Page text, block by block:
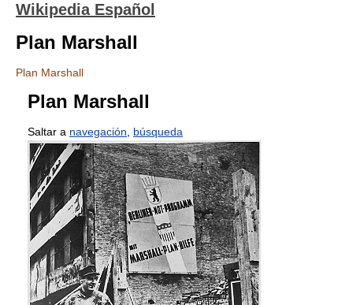
Wikipedia Español
Plan Marshall
Plan Marshall
Plan Marshall
Saltar a navegación búsqueda